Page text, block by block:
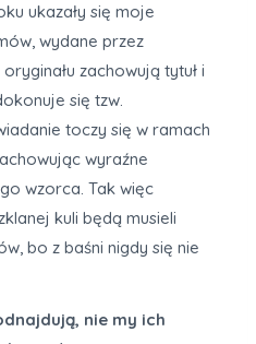
ukazały się moje
wydane przez
zachowują tytuł i
się tzw.
toczy się w ramach
wyraźne
wzorca. Tak więc
kuli będą musieli
bo z baśni nigdy się nie
nie my ich